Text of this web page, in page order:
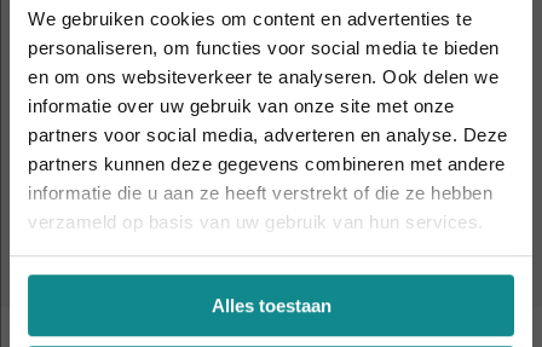
We gebruiken cookies om content en advertenties te
personaliseren, om functies voor social media te bieden
en om ons websiteverkeer te analyseren. Ook delen we
informatie over uw gebruik van onze site met onze
partners voor social media, adverteren en analyse. Deze
partners kunnen deze gegevens combineren met andere
informatie die u aan ze heeft verstrekt of die ze hebben
verzameld op basis van uw gebruik van hun services.
Alles toestaan
21
sep
Utrecht
19:00 - 21:00
23
sep
Wilrijk
19:00 - 21:00
Laatste week! 10% korting t.e.m. 15 augustus,
daarna eindigt de zomeractie definitief.
Sluiten